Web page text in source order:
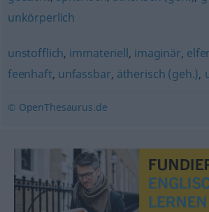
unkörperlich
unstofflich, immateriell, imaginär,
feenhaft, unfassbar, ätherisch (geh.),
© OpenThesaurus.de